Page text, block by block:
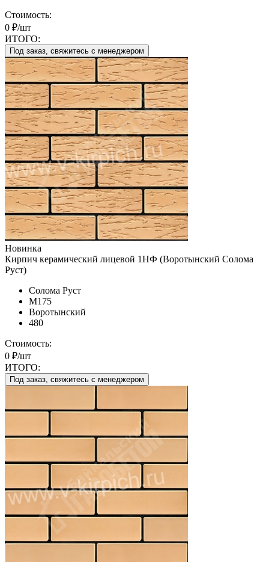
Стоимость:
0 ₽/шт
ИТОГО:
Под заказ, свяжитесь с менеджером
Новинка
Кирпич керамический лицевой 1НФ (Воротынский Солома
Руст)
Солома Руст
М175
Воротынский
480
Стоимость:
0 ₽/шт
ИТОГО:
Под заказ, свяжитесь с менеджером